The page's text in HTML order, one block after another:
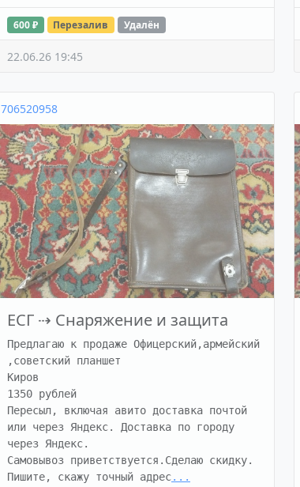
600 ₽ Перезалив Удалён
22.06.26 19:45
706520958
ЕСГ ⇢ Снаряжение и защита
Предлагаю к продаже Офицерский,армейский
,советский планшет
Киров
1350 рублей
Пересыл, включая авито доставка почтой
или через Яндекс. Доставка по городу
через Яндекс.
Самовывоз приветствуется.Сделаю скидку.
Пишите, скажу точный адрес...